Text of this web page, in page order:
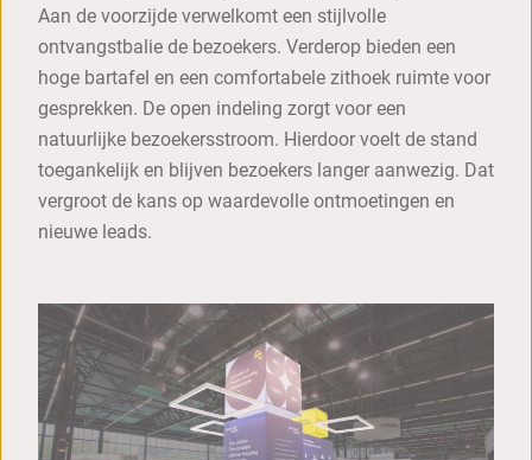
Aan de voorzijde verwelkomt een stijlvolle
ontvangstbalie de bezoekers. Verderop bieden een
hoge bartafel en een comfortabele zithoek ruimte voor
gesprekken. De open indeling zorgt voor een
natuurlijke bezoekersstroom. Hierdoor voelt de stand
toegankelijk en blijven bezoekers langer aanwezig. Dat
vergroot de kans op waardevolle ontmoetingen en
nieuwe leads.